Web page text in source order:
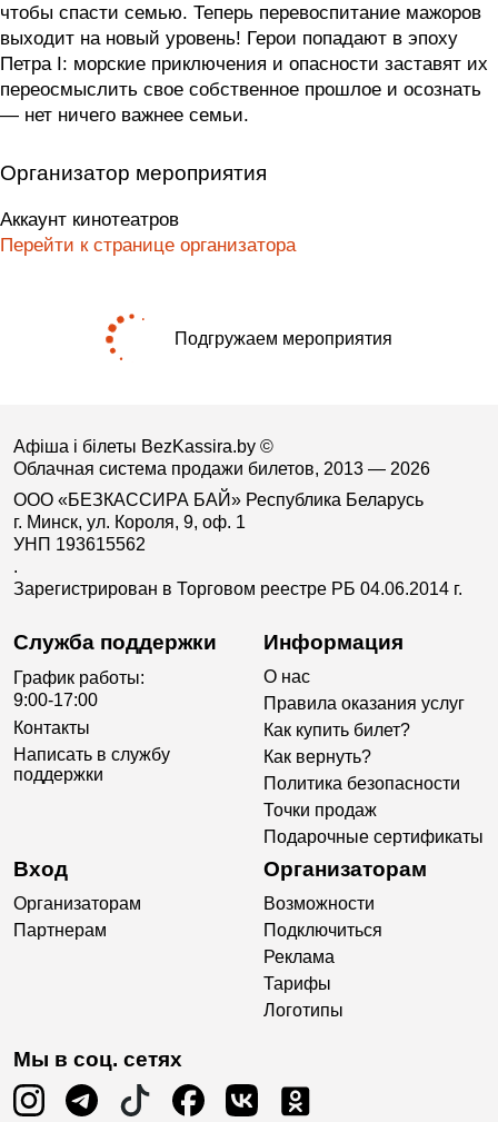
чтобы спасти семью. Теперь перевоспитание мажоров
выходит на новый уровень! Герои попадают в эпоху
Петра I: морские приключения и опасности заставят их
переосмыслить свое собственное прошлое и осознать
— нет ничего важнее семьи.
Организатор мероприятия
Аккаунт кинотеатров
Перейти к странице организатора
Подгружаем мероприятия
Афіша і білеты BezKassira.by ©
Облачная система продажи билетов, 2013 — 2026
ООО «БЕЗКАССИРА БАЙ» Республика Беларусь
г. Минск, ул. Короля, 9, оф. 1
УНП 193615562
.
Зарегистрирован в Торговом реестре РБ 04.06.2014 г.
Служба поддержки
График работы:
9:00-17:00
Контакты
Написать в службу
поддержки
Информация
О нас
Правила оказания услуг
Как купить билет?
Как вернуть?
Политика безопасности
Точки продаж
Подарочные сертификаты
Вход
Организаторам
Партнерам
Организаторам
Возможности
Подключиться
Реклама
Тарифы
Логотипы
Мы в соц. сетях